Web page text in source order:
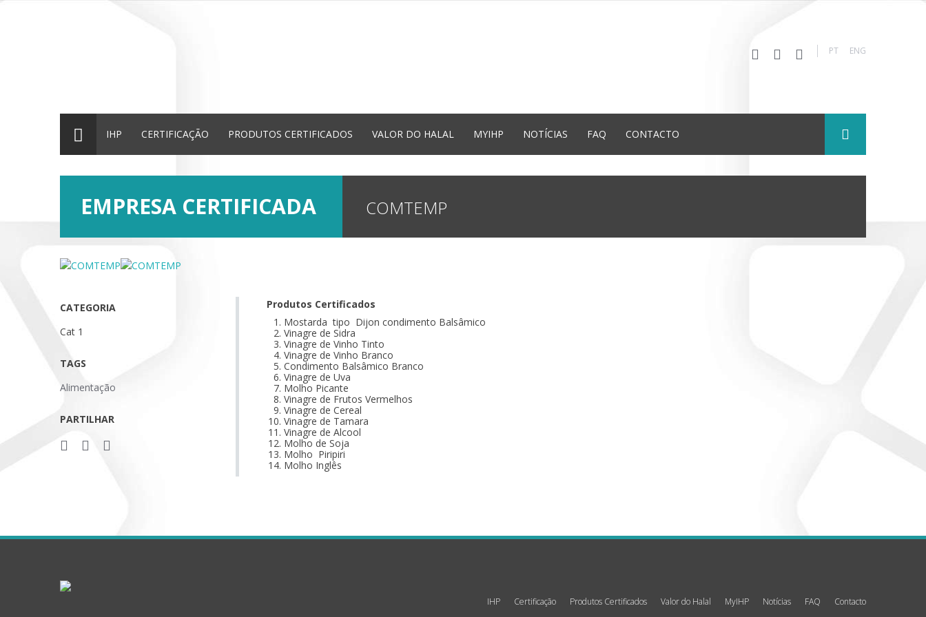
PT ENG
IHP CERTIFICAÇÃO PRODUTOS CERTIFICADOS VALOR DO HALAL MYIHP NOTÍCIAS FAQ CONTACTO
EMPRESA CERTIFICADA COMTEMP
CATEGORIA
Cat 1
TAGS
Alimentação
PARTILHAR
Produtos Certificados
Mostarda tipo Dijon condimento Balsâmico
Vinagre de Sidra
Vinagre de Vinho Tinto
Vinagre de Vinho Branco
Condimento Balsâmico Branco
Vinagre de Uva
Molho Picante
Vinagre de Frutos Vermelhos
Vinagre de Cereal
Vinagre de Tamara
Vinagre de Alcool
Molho de Soja
Molho Piripiri
Molho Inglês
IHP Certificação Produtos Certificados Valor do Halal MyIHP Notícias FAQ Contacto